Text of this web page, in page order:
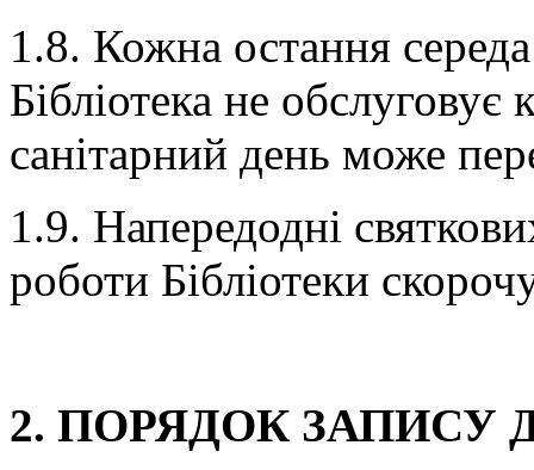
1.8. Кожна остання
Бібліотека не обслуговує
санітарний день може
1.9. Напередодні
роботи Бібліотеки
2. ПОРЯДОК ЗАПИСУ